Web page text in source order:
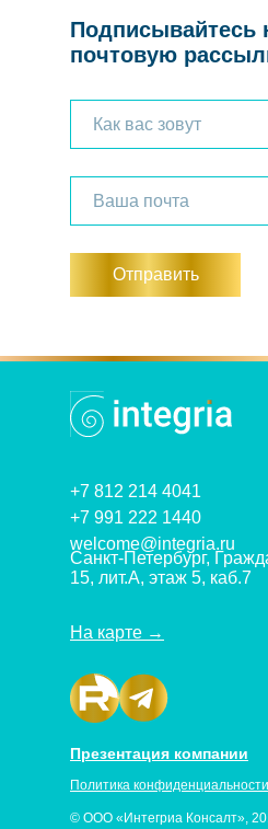
Отправить
Подписывайтесь
почтовую
На карте →
Санкт-Петербург,
15, лит.А, этаж 5, каб.7
+7 812 214 4041
+7 991 222 1440
welcome@integria.ru
© ООО «Интегриа Консалт»,
Политика конфиденциальности
Презентация компании